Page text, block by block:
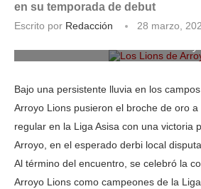
en su temporada de debut
Escrito por Redacción
28 marzo,
Bajo una persistente lluvia en los
Arroyo Lions pusieron el broche de oro
regular en la Liga Asisa con una victoria
Arroyo, en el esperado derbi local
Al término del encuentro, se celebró la
Arroyo Lions como campeones de la